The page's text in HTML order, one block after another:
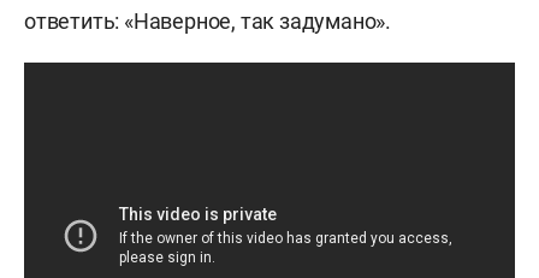
ответить: «Наверное, так задумано».